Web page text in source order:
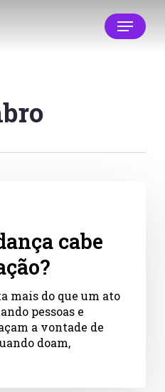
Menu
cabe
mais do que um ato
pessoas e
a vontade de
doam,
Close